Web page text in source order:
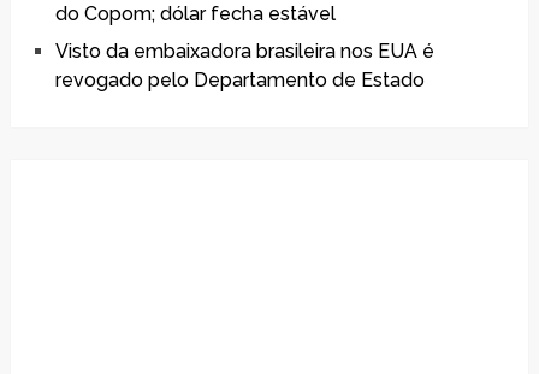
do Copom; dólar fecha estável
Visto da embaixadora brasileira nos EUA é
revogado pelo Departamento de Estado